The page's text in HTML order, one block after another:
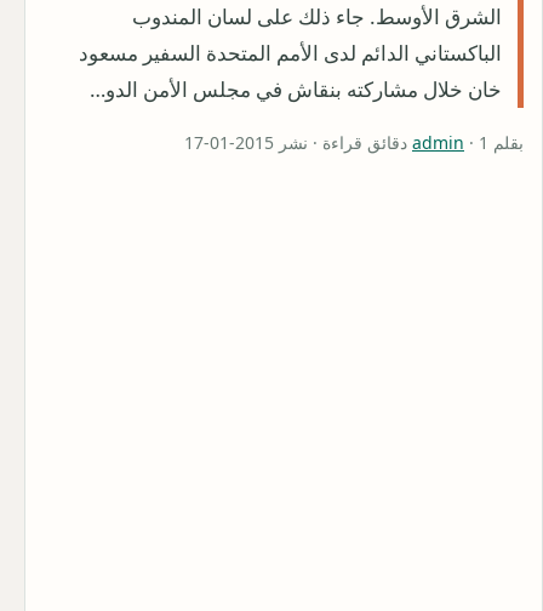
الشرق الأوسط. جاء ذلك على لسان المندوب
الباكستاني الدائم لدى الأمم المتحدة السفير مسعود
خان خلال مشاركته بنقاش في مجلس الأمن الدو…
بقلم admin · 1 دقائق قراءة · نشر 2015-01-17